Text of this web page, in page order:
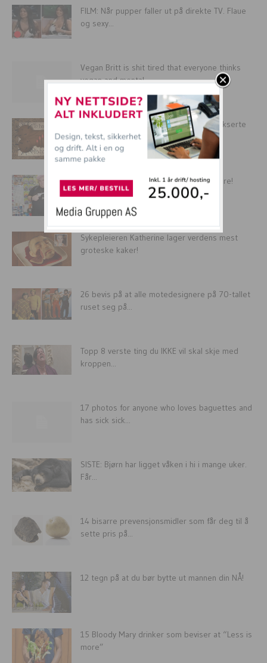
FILM: Når pupper faller ut på direkte TV. Flaue
og sexy...
Vegan Britt is shit tired that everyone thinks
vegan and mental...
Kaker for nymfomane jenter og penis-fikserte
homsegutter
Så tøff det går det nesten ikke an å være!
Disse...
Sykepleieren Katherine lager verdens mest
groteske kaker!
26 bevis på at alle motedesignere på 70-tallet
ruset seg på...
Topp 8 verste ting du IKKE vil skal skje med
kroppen...
17 photos for anyone who loves baguettes and
has sick sick...
SISTE: Bjørn har ligget våken i hi i mange uker.
Får...
14 bisarre prevensjonsmidler som får deg til å
sette pris på...
12 tegn på at du bør bytte ut mannen din NÅ!
15 Bloody Mary drinker som beviser at “Less is
more”